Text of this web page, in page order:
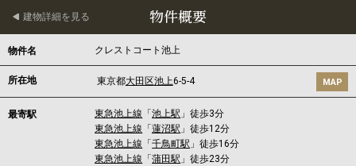
物件概要
建物詳細を見る
物件名 クレストコート池上
所在地 東京都大田区池上6-5-4 MAP
最寄駅 東急池上線 「池上駅 」徒歩3分
東急池上線 「蓮沼駅 」徒歩12分
東急池上線 「千鳥町駅 」徒歩16分
東急池上線 「蒲田駅 」徒歩23分